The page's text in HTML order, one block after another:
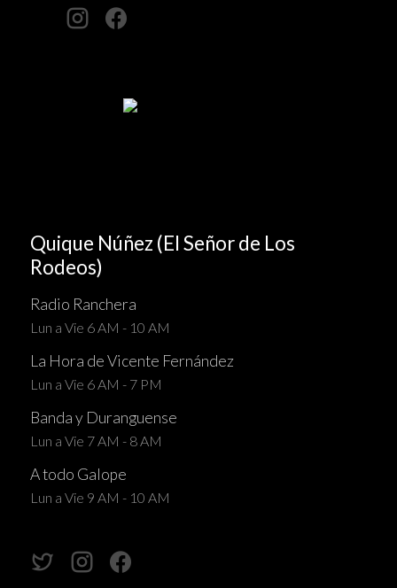
Quique Núñez (El Señor de Los
Rodeos)
Radio Ranchera
Lun a Vie 6 AM - 10 AM
La Hora de Vicente Fernández
Lun a Vie 6 AM - 7 PM
Banda y Duranguense
Lun a Vie 7 AM - 8 AM
A todo Galope
Lun a Vie 9 AM - 10 AM